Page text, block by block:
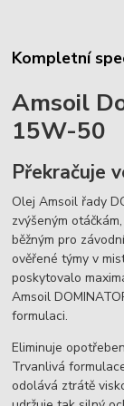
Kompletní
Amsoil
15W-50
Překračuje
Olej Amsoil řady
zvýšeným
běžným pro
ověřené týmy v
poskytovalo
Amsoil
formulaci.
Eliminuje
Trvanlivá
odolává ztrátě